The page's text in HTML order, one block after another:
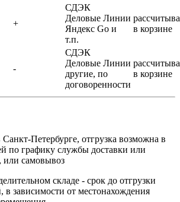
+
СДЭК
Деловые Линии
Яндекс Go и
т.п.
в корзине
-
СДЭК
Деловые Линии
другие, по
договоренности
в корзине
Санкт-Петербурге, отгрузка возможна в
по графику службы доставки или
или самовывоз
складе - срок до отгрузки
в зависимости от местонахождения